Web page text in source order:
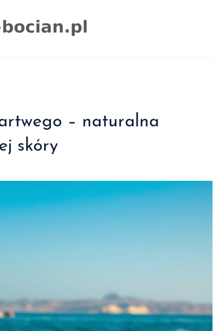
– naturalna
skóry